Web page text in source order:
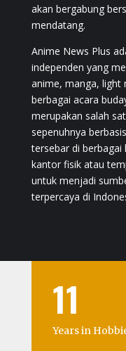
akan bergabung
mendatang.
Anime News Plus
independen yang
anime, manga, light
berbagai acara
merupakan salah
sepenuhnya
tersebar di berbagai
kantor fisik atau
untuk menjadi
terpercaya di
11
Years in